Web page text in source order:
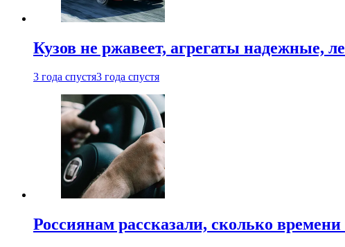
Кузов не ржавеет, агрегаты надежные,
3 года спустя3 года спустя
Россиянам рассказали, сколько